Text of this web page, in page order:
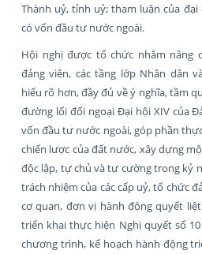
Thành uỷ, tỉnh uỷ; tham luận của
có vốn đầu tư nước ngoài.
Hội nghị được tổ chức nhằm nâng
đảng viên, các tầng lớp Nhân dân
hiểu rõ hơn, đầy đủ về ý nghĩa, tầm
đường lối đối ngoại Đại hội XIV của
vốn đầu tư nước ngoài, góp phần
chiến lược của đất nước, xây dựng
độc lập, tự chủ và tự cường trong kỷ
trách nhiệm của các cấp uỷ, tổ chức
cơ quan, đơn vị hành động quyết
triển khai thực hiện Nghị quyết số
chương trình, kế hoạch hành động